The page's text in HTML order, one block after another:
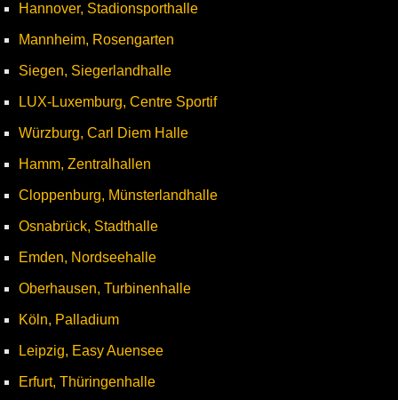
Hannover, Stadionsporthalle
Mannheim, Rosengarten
Siegen, Siegerlandhalle
LUX-Luxemburg, Centre Sportif
Würzburg, Carl Diem Halle
Hamm, Zentralhallen
Cloppenburg, Münsterlandhalle
Osnabrück, Stadthalle
Emden, Nordseehalle
Oberhausen, Turbinenhalle
Köln, Palladium
Leipzig, Easy Auensee
Erfurt, Thüringenhalle